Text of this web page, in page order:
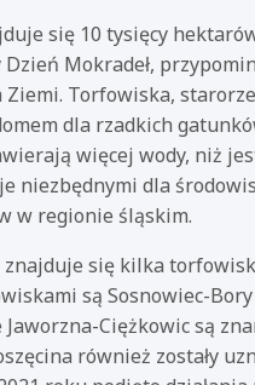
się 10 tysięcy
Mokradeł,
Ziemi. Torfowiska,
dla rzadkich
więcej wody, niż
niezbędnymi dla
w regionie śląskim.
się kilka
są Sosnowiec-
Ciężkowic są
również zostały